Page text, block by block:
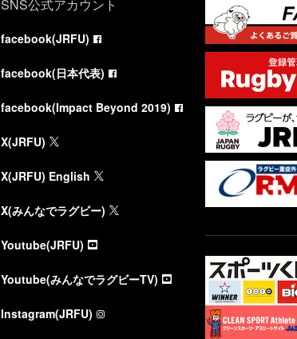
SNS公式アカウント
facebook(JRFU)
facebook(日本代表)
facebook(Impact Beyond 2019)
X(JRFU)
X(JRFU) English
X(みんなでラグビー)
Youtube(JRFU)
Youtube(みんなでラグビーTV)
Instagram(JRFU)